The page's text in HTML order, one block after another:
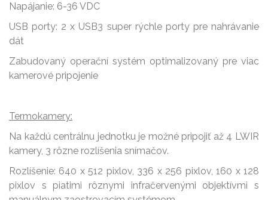
Napájanie: 6-36 VDC
USB porty: 2 x USB3 super rýchle porty pre nahrávanie
dát
Zabudovaný operační systém optimalizovaný pre viac
kamerové pripojenie
Termokamery:
Na každú centrálnu jednotku je možné pripojiť až 4 LWIR
kamery, 3 rôzne rozlíšenia snímačov.
Rozlíšenie: 640 x 512 pixlov, 336 x 256 pixlov, 160 x 128
pixlov s piatimi rôznymi infračervenými objektívmi s